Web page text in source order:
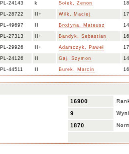
PL-24143 k Sołek, Zenon
PL-28722 II+ Wilk, Maciej
PL-49697 Brożyna, Mateusz
PL-27313 II+ Bandyk, Sebastian
PL-29926 II+ Adamczyk, Paweł
PL-24126 Gaj, Szymon
PL-44511 Burek, Marcin
16900
9
1870